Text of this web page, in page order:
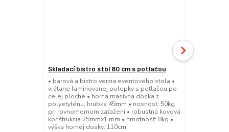
Skladací bistro stôl 80 cm s potlačou
• barová a bistro verzia eventového stola •
vrátane laminovanej polepky s potlačou po
celej ploche • horná masívna doska z
polyetylénu, hrúbka 45mm • nosnosť: 50kg
pri rovnomernom zaťažení • robustná kovová
konštrukcia 25mmx1 mm • hmotnosť: 8kg •
výška hornej dosky: 110cm